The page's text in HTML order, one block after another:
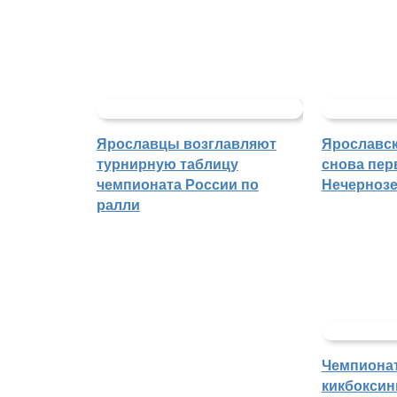
Ярославцы возглавляют
турнирную таблицу
чемпионата России по
ралли
снова